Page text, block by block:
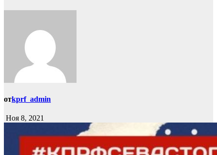
отkprf_admin
Ноя 8, 2021